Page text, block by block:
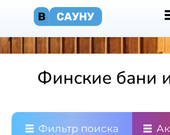
Финские бани
Фильтр поиска